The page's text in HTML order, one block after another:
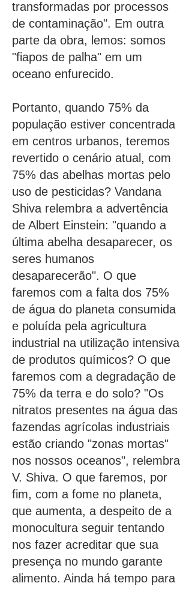
transformadas por processos
de contaminação". Em outra
parte da obra, lemos: somos
"fiapos de palha" em um
oceano enfurecido.
Portanto, quando 75% da
população estiver concentrada
em centros urbanos, teremos
revertido o cenário atual, com
75% das abelhas mortas pelo
uso de pesticidas? Vandana
Shiva relembra a advertência
de Albert Einstein: "quando a
última abelha desaparecer, os
seres humanos
desaparecerão". O que
faremos com a falta dos 75%
de água do planeta consumida
e poluída pela agricultura
industrial na utilização intensiva
de produtos químicos? O que
faremos com a degradação de
75% da terra e do solo? "Os
nitratos presentes na água das
fazendas agrícolas industriais
estão criando "zonas mortas"
nos nossos oceanos", relembra
V. Shiva. O que faremos, por
fim, com a fome no planeta,
que aumenta, a despeito de a
monocultura seguir tentando
nos fazer acreditar que sua
presença no mundo garante
alimento. Ainda há tempo para